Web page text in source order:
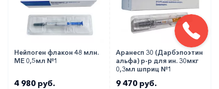
Нейпоген флакон 48 млн.
МЕ 0,5мл №1
4 980 руб.
Аранесп 30 (Дарбэпоэтин
альфа) р-р для ин. 30мкг
0,3мл шприц №1
9 470 руб.